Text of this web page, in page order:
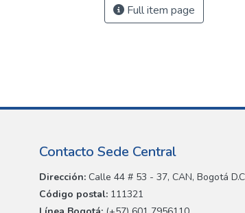
Full item page
Contacto Sede Central
Dirección: Calle 44 # 53 - 37, CAN, Bogotá
Código postal: 111321